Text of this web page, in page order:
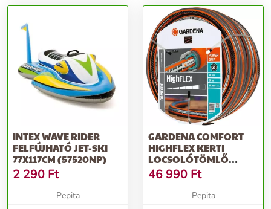
INTEX WAVE RIDER
FELFÚJHATÓ JET-SKI
77X117CM (57520NP)
2 290 Ft
Pepita
GARDENA COMFORT
HIGHFLEX KERTI
LOCSOLÓTÖMLŐ
3/4&QUOT; 50 M
46 990 Ft
Pepita